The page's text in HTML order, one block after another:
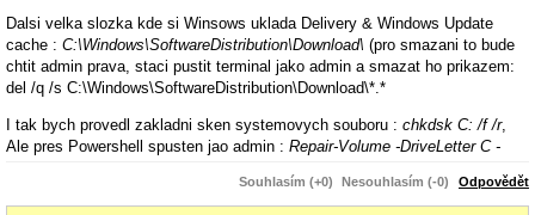
Dalsi velka slozka kde si Winsows uklada Delivery & Windows Update
cache : C:\Windows\SoftwareDistribution\Download\ (pro smazani to bude
chtit admin prava, staci pustit terminal jako admin a smazat ho prikazem:
del /q /s C:\Windows\SoftwareDistribution\Download\*.*
I tak bych provedl zakladni sken systemovych souboru : chkdsk C: /f /r,
Ale pres Powershell spusten jao admin : Repair-Volume -DriveLetter C -
Jestli jde o 80GB oddil, muzes nahlednout na :https://windirstat.net/a
Souhlasím (+0) Nesouhlasím (-0) Odpovědět